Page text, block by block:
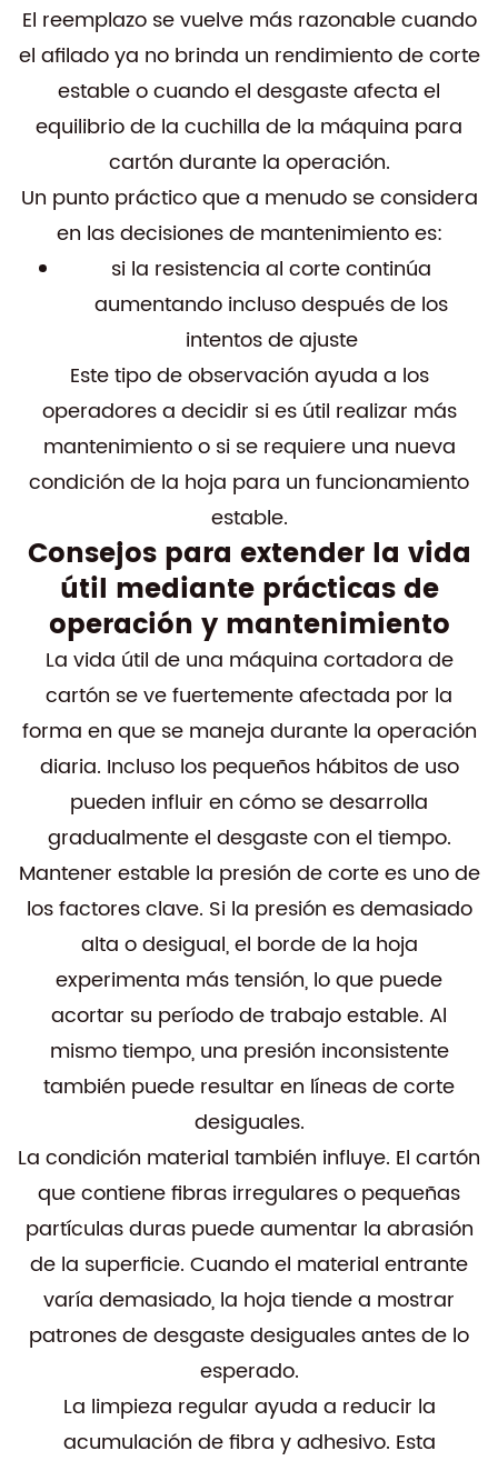
El reemplazo se vuelve más razonable cuando
el afilado ya no brinda un rendimiento de corte
estable o cuando el desgaste afecta el
equilibrio de la cuchilla de la máquina para
cartón durante la operación.
Un punto práctico que a menudo se considera
en las decisiones de mantenimiento es:
si la resistencia al corte continúa
aumentando incluso después de los
intentos de ajuste
Este tipo de observación ayuda a los
operadores a decidir si es útil realizar más
mantenimiento o si se requiere una nueva
condición de la hoja para un funcionamiento
estable.
Consejos para extender la vida
útil mediante prácticas de
operación y mantenimiento
La vida útil de una máquina cortadora de
cartón se ve fuertemente afectada por la
forma en que se maneja durante la operación
diaria. Incluso los pequeños hábitos de uso
pueden influir en cómo se desarrolla
gradualmente el desgaste con el tiempo.
Mantener estable la presión de corte es uno de
los factores clave. Si la presión es demasiado
alta o desigual, el borde de la hoja
experimenta más tensión, lo que puede
acortar su período de trabajo estable. Al
mismo tiempo, una presión inconsistente
también puede resultar en líneas de corte
desiguales.
La condición material también influye. El cartón
que contiene fibras irregulares o pequeñas
partículas duras puede aumentar la abrasión
de la superficie. Cuando el material entrante
varía demasiado, la hoja tiende a mostrar
patrones de desgaste desiguales antes de lo
esperado.
La limpieza regular ayuda a reducir la
acumulación de fibra y adhesivo. Esta